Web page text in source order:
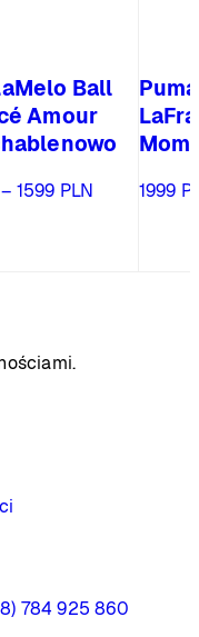
Ball
Amour
– 1599 PLN Zakres1999
784 925 860